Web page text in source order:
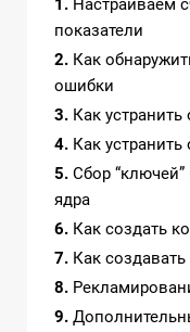
1
Настраиваем
показатели
2 Как
ошибки
3 Как
4 Как
5 Сбор
ядра
6 Как создать
7 Как создавать
8
9